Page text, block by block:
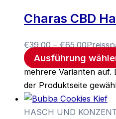
Charas CBD
€39.00 –€65.00
Ausführung
mehrere Varianten
der Produktseite
HASCH UND